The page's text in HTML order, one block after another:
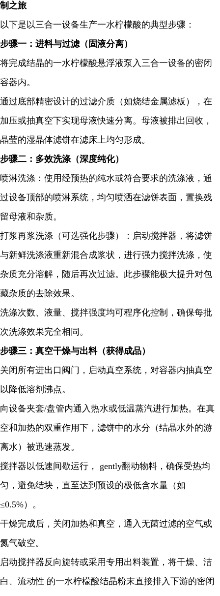
制之旅
以下是以三合一设备生产一水柠檬酸的典型步骤：
步骤一：进料与过滤（固液分离）
将完成结晶的一水柠檬酸悬浮液泵入三合一设备的密闭
容器内。
通过底部精密设计的过滤介质（如烧结金属滤板），在
加压或抽真空下实现母液快速分离。母液被排出回收，
晶莹的湿晶体滤饼在滤床上均匀形成。
步骤二：多效洗涤（深度纯化）
喷淋洗涤：使用经预热的纯水或符合要求的洗涤液，通
过设备顶部的喷淋系统，均匀喷洒在滤饼表面，置换残
留母液和杂质。
打浆再浆洗涤（可选强化步骤）：启动搅拌器，将滤饼
与新鲜洗涤液重新混合成浆状，进行强力搅拌洗涤，使
杂质充分溶解，随后再次过滤。此步骤能极大提升对包
藏杂质的去除效果。
洗涤次数、液量、搅拌强度均可程序化控制，确保每批
次洗涤效果完全相同。
步骤三：真空干燥与出料（获得成品）
关闭所有进出口阀门，启动真空系统，对容器内抽真空
以降低溶剂沸点。
向设备夹套/盘管内通入热水或低温蒸汽进行加热。在真
空和加热的双重作用下，滤饼中的水分（结晶水外的游
离水）被迅速蒸发。
搅拌器以低速间歇运行， gently翻动物料，确保受热均
匀，避免结块，直至达到预设的极低含水量（如
≤0.5%）。
干燥完成后，关闭加热和真空，通入无菌过滤的空气或
氮气破空。
启动搅拌器反向旋转或采用专用出料装置，将干燥、洁
白、流动性 的一水柠檬酸结晶粉末直接排入下游的密闭